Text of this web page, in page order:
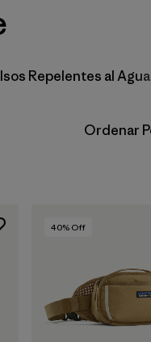
Repelentes al Agua
40% Off